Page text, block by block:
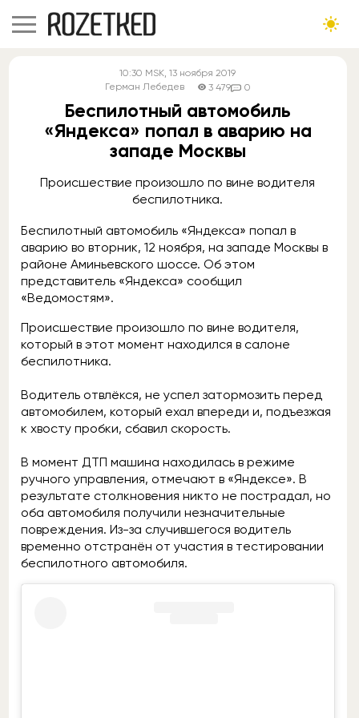
10:30 MSK, 13 ноября 2019
Герман Лебедев
3 479 0
Беспилотный автомобиль
«Яндекса» попал в аварию на
западе Москвы
Происшествие произошло по вине водителя
беспилотника.
Беспилотный автомобиль «Яндекса» попал в
аварию во вторник, 12 ноября, на западе Москвы в
районе Аминьевского шоссе. Об этом
представитель «Яндекса» сообщил
«Ведомостям».
Происшествие произошло по вине водителя,
который в этот момент находился в салоне
беспилотника.
Водитель отвлёкся, не успел затормозить перед
автомобилем, который ехал впереди и, подъезжая
к хвосту пробки, сбавил скорость.
В момент ДТП машина находилась в режиме
ручного управления, отмечают в «Яндексе». В
результате столкновения никто не пострадал, но
оба автомобиля получили незначительные
повреждения. Из-за случившегося водитель
временно отстранён от участия в тестировании
беспилотного автомобиля.